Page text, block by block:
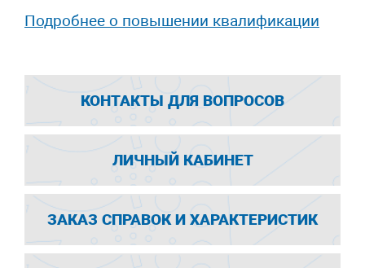
Подробнее о повышении квалификации
КОНТАКТЫ ДЛЯ ВОПРОСОВ
ЛИЧНЫЙ КАБИНЕТ
ЗАКАЗ СПРАВОК И ХАРАКТЕРИСТИК